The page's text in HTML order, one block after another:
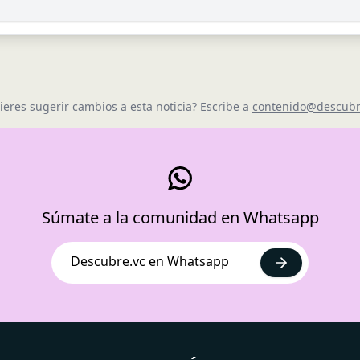
sugerir cambios a esta noticia? Escribe a
Súmate a la comunidad en Whatsapp
Descubre.vc en Whatsapp